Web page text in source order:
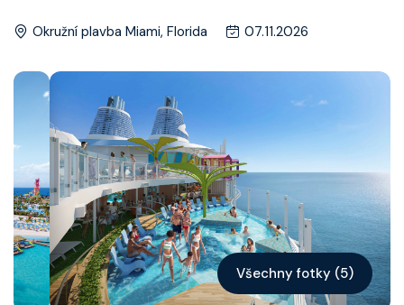
Články
Kontakt
Vyhledat plavbu
Okružní plavba Miami, Florida 07.11.2026
Všechny fotky (5)